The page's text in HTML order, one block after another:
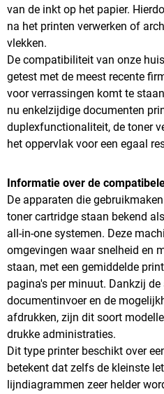
van de inkt op het papier.
na het printen verwerken of
vlekken.
De compatibiliteit van onze
getest met de meest recente
voor verrassingen komt te
nu enkelzijdige documenten
duplexfunctionaliteit, de toner
het oppervlak voor een egaal
Informatie over de
De apparaten die
toner cartridge staan bekend
all-in-one systemen. Deze
omgevingen waar snelheid en
staan, met een gemiddelde
pagina's per minuut. Dankzij
documentinvoer en de
afdrukken, zijn dit soort
drukke administraties.
Dit type printer beschikt over
betekent dat zelfs de kleinste
lijndiagrammen zeer helder